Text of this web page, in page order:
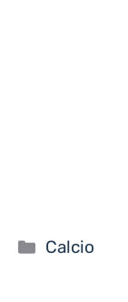
Categorie
Calcio